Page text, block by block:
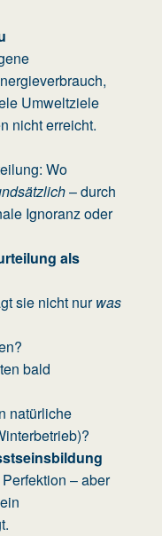
Umweltziele
nicht erreicht.
Wo
– durch
Ignoranz oder
als
sie nicht nurwas
bald
natürliche
– aber